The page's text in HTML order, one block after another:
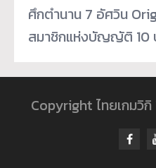
ศึกตำนาน 7 อัศวิน
สมาชิกแห่งบัญญัติ 10
Copyright ไทยเกมวิ